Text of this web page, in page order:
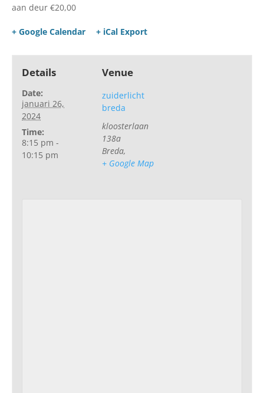
aan deur €20,00
+ Google Calendar + iCal Export
Details
Date:
januari 26,
2024
Time:
8:15 pm -
10:15 pm
Venue
zuiderlicht
breda
kloosterlaan
138a
Breda,
+ Google Map